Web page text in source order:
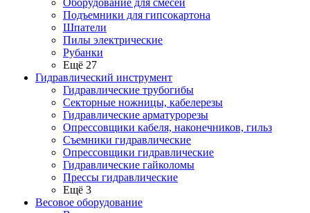
Оборудование для смесей
Подъемники для гипсокартона
Шпатели
Пилы электрические
Рубанки
Ещё 27
Гидравлический инструмент
Гидравлические трубогибы
Секторные ножницы, кабелерезы
Гидравлические арматурорезы
Опрессовщики кабеля, наконечников, гильз
Съемники гидравлические
Опрессовщики гидравлические
Гидравлические гайколомы
Прессы гидравлические
Ещё 3
Весовое оборудование